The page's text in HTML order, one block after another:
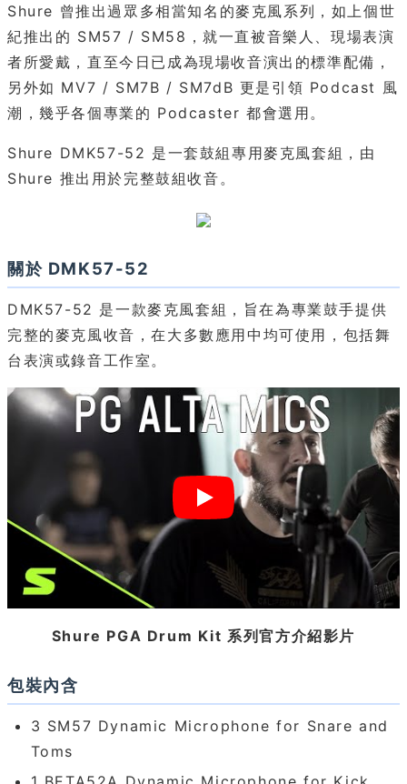
Shure 曾推出過眾多相當知名的麥克風系列，如上個世
紀推出的 SM57 / SM58，就一直被音樂人、現場表演
者所愛戴，直至今日已成為現場收音演出的標準配備，
另外如 MV7 / SM7B / SM7dB 更是引領 Podcast 風
潮，幾乎各個專業的 Podcaster 都會選用。
Shure DMK57-52 是一套鼓組專用麥克風套組，由
Shure 推出用於完整鼓組收音。
關於 DMK57-52
DMK57-52 是一款麥克風套組，旨在為專業鼓手提供
完整的麥克風收音，在大多數應用中均可使用，包括舞
台表演或錄音工作室。
Shure PGA Drum Kit 系列官方介紹影片
包裝內含
3 SM57 Dynamic Microphone for Snare and
Toms